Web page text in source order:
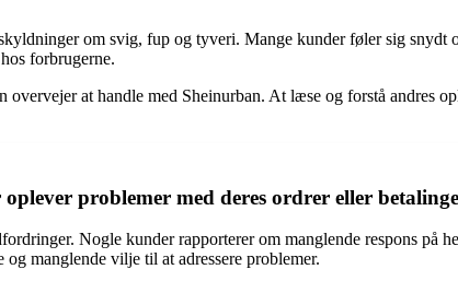
om svig, fup og tyveri. Mange kunder føler sig
forbrugerne.
at handle med Sheinurban. At læse og forstå andres
problemer med deres ordrer eller
Nogle kunder rapporterer om manglende respons
manglende vilje til at adressere problemer.